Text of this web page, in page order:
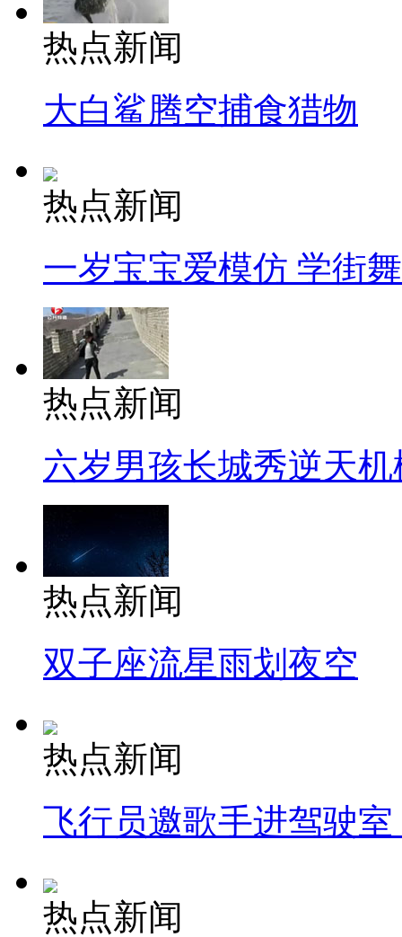
热点新闻
大白鲨腾空捕食猎物
热点新闻
一岁宝宝爱模仿 学街
热点新闻
六岁男孩长城秀逆天机
热点新闻
双子座流星雨划夜空
热点新闻
飞行员邀歌手进驾驶
热点新闻